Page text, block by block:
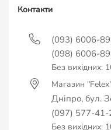
Контакти
(093) 6006-
(098) 6006-
Без вихідних:
Магазин
Дніпро, бул.
(097) 577-41-
Без вихідних: